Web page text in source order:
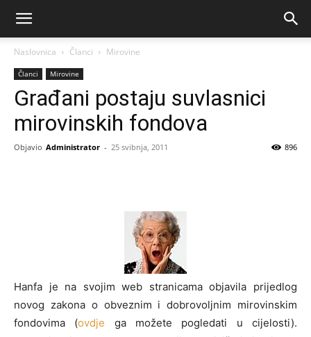
Naslovnica Članci Mirovine
Članci Mirovine
Građani postaju suvlasnici
mirovinskih fondova
Objavio Administrator - 25 svibnja, 2011 896
Hanfa je na svojim web stranicama objavila prijedlog
novog zakona o obveznim i dobrovoljnim mirovinskim
fondovima (ovdje ga možete pogledati u cijelosti).